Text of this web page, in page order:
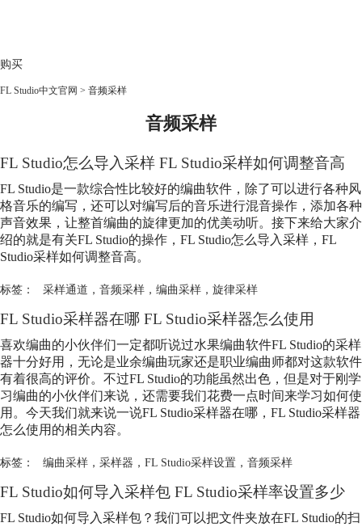
购买
FL Studio中文官网 > 音频采样
音频采样
FL Studio怎么导入采样 FL Studio采样如何调整音高
FL Studio是一款综合性比较好的编曲软件，除了可以进行各种风
格音乐的编写，还可以对编写后的音乐进行混音操作，添加各种
声音效果，让整首编曲的旋律更加的优美动听。接下来给大家介
绍的就是有关FL Studio的操作，FL Studio怎么导入采样，FL
Studio采样如何调整音高。
标签： 采样通道 ， 音频采样， 编曲采样， 旋律采样
FL Studio采样器在哪 FL Studio采样器怎么使用
喜欢编曲的小伙伴们一定都听说过水果编曲软件FL Studio的采样
器十分好用，无论是业余编曲玩家还是职业编曲师都对这款软件
有着很高的评价。不过FL Studio的功能虽然出色，但是对于刚学
习编曲的小伙伴们来说，还需要我们花费一点时间来学习如何使
用。今天我们就来说一说FL Studio采样器在哪，FL Studio采样器
怎么使用的相关内容。
标签： 编曲采样， 采样器 ， FL Studio采样设置， 音频采样
FL Studio如何导入采样包 FL Studio采样率设置多少
FL Studio如何导入采样包？我们可以把文件夹放在FL Studio的扫